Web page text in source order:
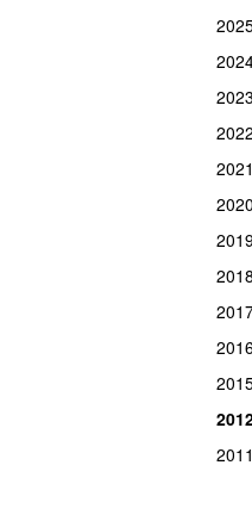
2023
2022
2021
2020
2018
2011